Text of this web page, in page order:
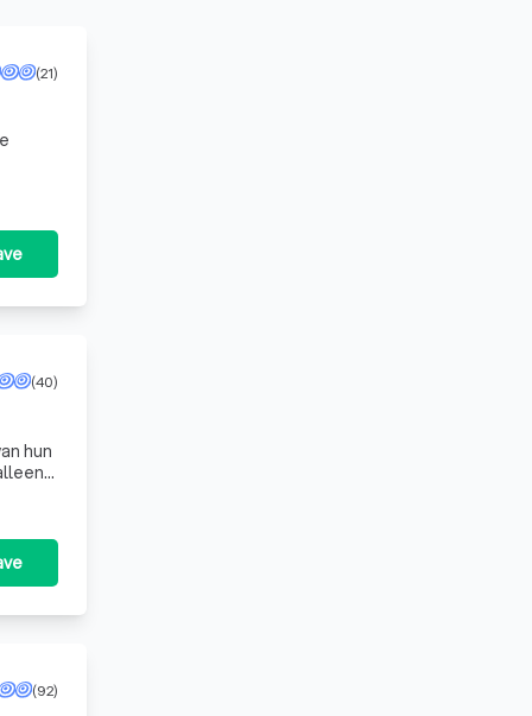
(21)
(40)
hun
(92)